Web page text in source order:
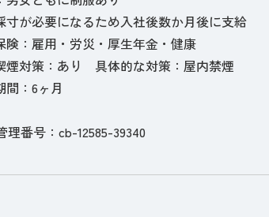
寸が必要になるため入社後数か月後に支給
険：雇用・労災・厚生年金・健康
煙対策：あり 具体的な対策：屋内禁煙
間：6ヶ月
理番号：cb-12585-39340